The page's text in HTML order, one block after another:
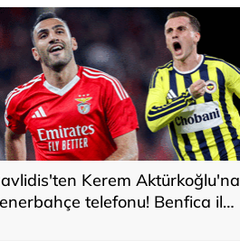
Kerem Aktürkoğlu'na
telefonu! Benfica ile